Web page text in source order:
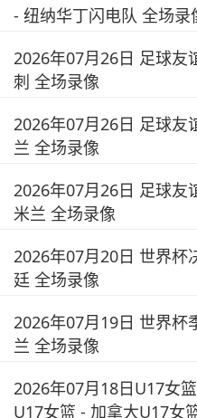
- 纽纳华丁闪电队 全场录
2026年07月26日 足球友
刺 全场录像
2026年07月26日 足球友
兰 全场录像
2026年07月26日 足球友
米兰 全场录像
2026年07月20日 世界杯
廷 全场录像
2026年07月19日 世界杯
兰 全场录像
2026年07月18日U17女
U17女篮 - 加拿大U17女